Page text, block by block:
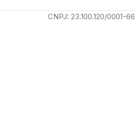
CNPJ: 23.100.120/0001-66